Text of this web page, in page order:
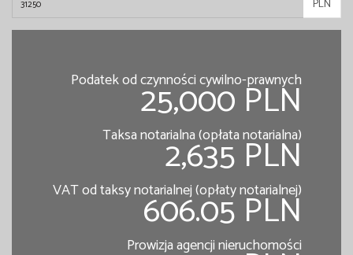
PLN
Podatek od czynności cywilno-prawnych
25,000 PLN
Taksa notarialna (opłata notarialna)
2,635 PLN
VAT od taksy notarialnej (opłaty notarialnej)
606.05 PLN
Prowizja agencji nieruchomości